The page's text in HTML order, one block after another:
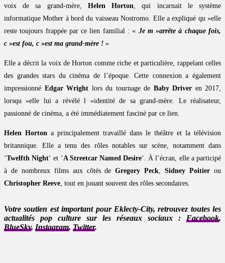
voix de sa grand-mère, Helen Horton, qui incarnait le système
informatique Mother à bord du vaisseau Nostromo. Elle a expliqué qu »elle
reste toujours frappée par ce lien familial : « Je m »arrête à chaque fois,
c »est fou, c »est ma grand-mère ! »
Elle a décrit la voix de Horton comme riche et particulière, rappelant celles
des grandes stars du cinéma de l’époque. Cette connexion a également
impressionné Edgar Wright lors du tournage de Baby Driver en 2017,
lorsqu »elle lui a révélé l »identité de sa grand-mère. Le réalisateur,
passionné de cinéma, a été immédiatement fasciné par ce lien.
Helen Horton a principalement travaillé dans le théâtre et la télévision
britannique. Elle a tenu des rôles notables sur scène, notamment dans
‘Twelfth Night‘ et ‘A Streetcar Named Desire‘. À l’écran, elle a participé
à de nombreux films aux côtés deGregory Peck,Sidney Poitier ou
Christopher Reeve, tout en jouant souvent des rôles secondaires.
Votre soutien est important pour Eklecty-City, retrouvez toutes les
actualités pop culture sur les réseaux sociaux : Facebook,
BlueSky, Instagram, Twitter.